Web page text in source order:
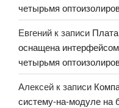
четырьмя
Евгений к записи
оснащена
четырьмя
Алексей к записи
систему-на-модуле на